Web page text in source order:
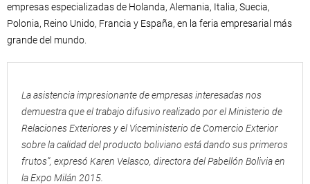
empresas especializadas de Holanda, Alemania, Italia, Suecia,
Polonia, Reino Unido, Francia y España, en la feria empresarial más
grande del mundo.
La asistencia impresionante de empresas interesadas nos
demuestra que el trabajo difusivo realizado por el Ministerio de
Relaciones Exteriores y el Viceministerio de Comercio Exterior
sobre la calidad del producto boliviano está dando sus primeros
frutos”, expresó Karen Velasco, directora del Pabellón Bolivia en
la Expo Milán 2015.